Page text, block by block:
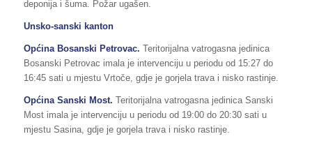
deponija i šuma. Požar ugašen.
Unsko-sanski kanton
Općina Bosanski Petrovac. Teritorijalna vatrogasna jedinica
Bosanski Petrovac imala je intervenciju u periodu od 15:27 do
16:45 sati u mjestu Vrtoče, gdje je gorjela trava i nisko rastinje.
Općina Sanski Most. Teritorijalna vatrogasna jedinica Sanski
Most imala je intervenciju u periodu od 19:00 do 20:30 sati u
mjestu Sasina, gdje je gorjela trava i nisko rastinje.